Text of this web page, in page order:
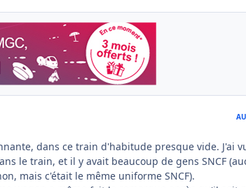
dans ce train d'habitude presque vide. J'ai
le train, et il y avait beaucoup de gens SNCF
mais c'était le même uniforme SNCF).